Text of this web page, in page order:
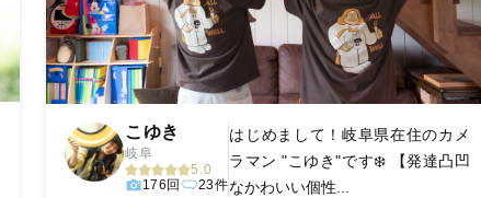
こゆき
岐阜
5.0
176回
23件
はじめまして！岐阜県在住のカメ
ラマン "こゆき"です❄️ 【発達凸凹
なかわいい個性...